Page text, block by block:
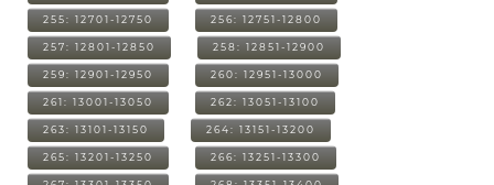
255: 12701-12750 256: 12751-12800
257: 12801-12850 258: 12851-12900
259: 12901-12950 260: 12951-13000
261: 13001-13050 262: 13051-13100
263: 13101-13150 264: 13151-13200
265: 13201-13250 266: 13251-13300